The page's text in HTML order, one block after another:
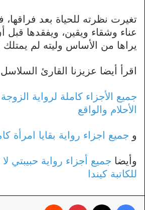
تغيرت نظرته للحياة بعد فراقها،
عناء وشقاء ويقين، ويفقدها قبل أن
يراها من الأساس وليته لم يمتلك
اقرأ أيضا عزيزنا القارئ السلاسل
جميع الأجزاء كاملة لرواية الزوجة
الأحلام والواقع
و جميع اجزاء رواية بقايا امرأة
وأيضا جميع أجزاء رواية حبيبتي
للكاتبة كيندا